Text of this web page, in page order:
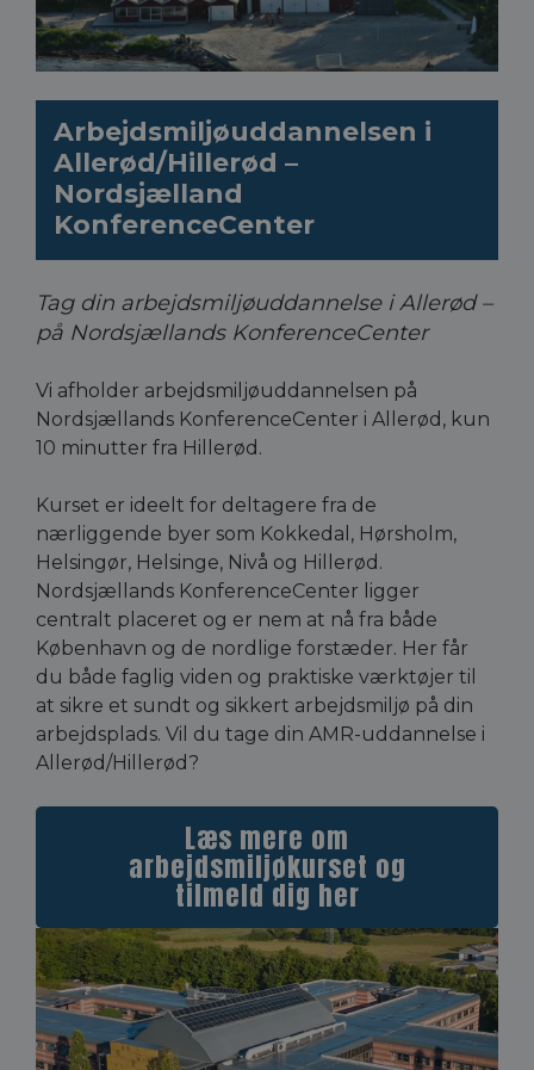
Arbejdsmiljøuddannelsen i
Allerød/Hillerød –
Nordsjælland
KonferenceCenter
Tag din arbejdsmiljøuddannelse i Allerød –
på Nordsjællands KonferenceCenter
Vi afholder arbejdsmiljøuddannelsen på
Nordsjællands KonferenceCenter i Allerød, kun
10 minutter fra Hillerød.
Kurset er ideelt for deltagere fra de
nærliggende byer som Kokkedal, Hørsholm,
Helsingør, Helsinge, Nivå og Hillerød.
Nordsjællands KonferenceCenter ligger
centralt placeret og er nem at nå fra både
København og de nordlige forstæder. Her får
du både faglig viden og praktiske værktøjer til
at sikre et sundt og sikkert arbejdsmiljø på din
arbejdsplads. Vil du tage din AMR-uddannelse i
Allerød/Hillerød?
Læs mere om
arbejdsmiljøkurset og
tilmeld dig her